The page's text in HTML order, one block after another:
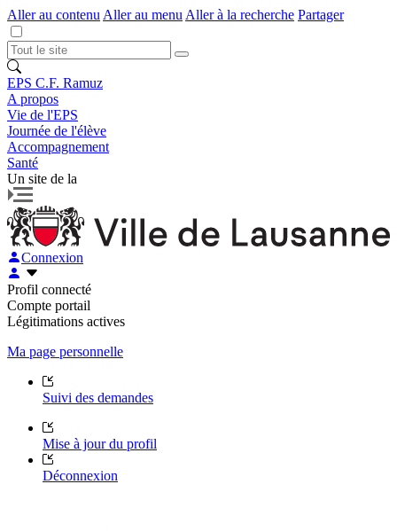
Aller au contenu Aller au menu Aller à la recherche Partager
EPS C.F. Ramuz
A propos
Vie de l'EPS
Journée de l'élève
Accompagnement
Santé
Un site de la
Connexion
Profil connecté
Compte portail
Légitimations actives
Ma page personnelle
Suivi des demandes
Mise à jour du profil
Déconnexion